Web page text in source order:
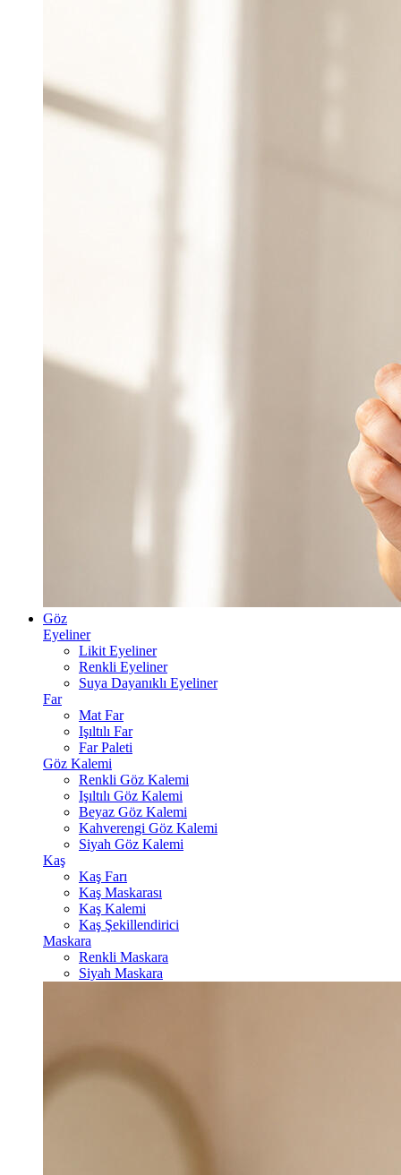
Göz
Eyeliner
Likit Eyeliner
Renkli Eyeliner
Suya Dayanıklı Eyeliner
Far
Mat Far
Işıltılı Far
Far Paleti
Göz Kalemi
Renkli Göz Kalemi
Işıltılı Göz Kalemi
Beyaz Göz Kalemi
Kahverengi Göz Kalemi
Siyah Göz Kalemi
Kaş
Kaş Farı
Kaş Maskarası
Kaş Kalemi
Kaş Şekillendirici
Maskara
Renkli Maskara
Siyah Maskara